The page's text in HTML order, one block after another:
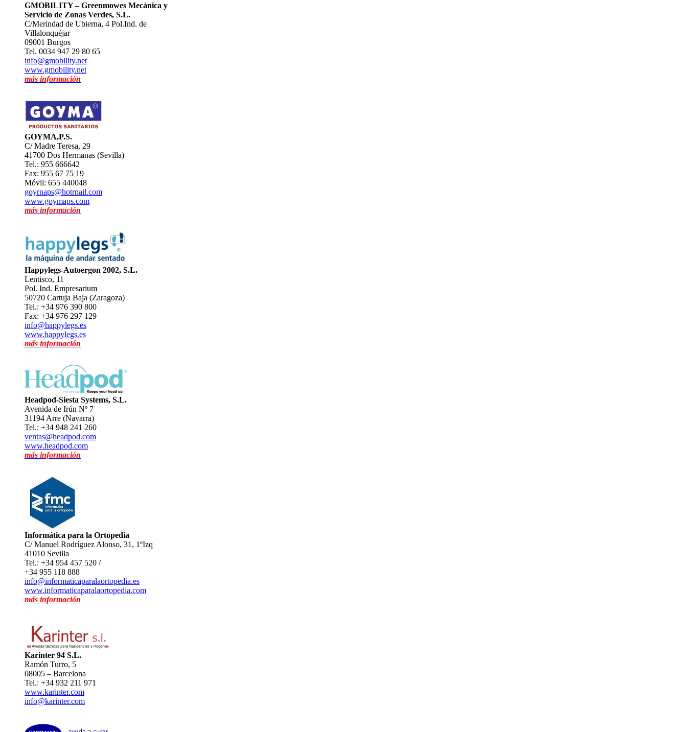
GMOBILITY – Greenmowes Mecánica y
Servicio de Zonas Verdes, S.L.
C/Merindad de Ubierna, 4 Pol.Ind. de
Villalonquéjar
09001 Burgos
Tel. 0034 947 29 80 65
info@gmobility.net
www.gmobility.net
más información
GOYMA,P.S.
C/ Madre Teresa, 29
41700 Dos Hermanas (Sevilla)
Tel.: 955 666642
Fax: 955 67 75 19
Móvil: 655 440048
goyrnaps@hotrnail.com
www.goymaps.com
más información
Happylegs-Autoergon 2002, S.L.
Lentisco, 11
Pol. Ind. Empresarium
50720 Cartuja Baja (Zaragoza)
Tel.: +34 976 390 800
Fax: +34 976 297 129
info@happylegs.es
www.happylegs.es
más información
Headpod-Siesta Systems, S.L.
Avenida de Irún Nº 7
31194 Arre (Navarra)
Tel.: +34 948 241 260
ventas@headpod.com
www.headpod.com
más información
Informática para la Ortopedia
C/ Manuel Rodríguez Alonso, 31, 1ºIzq
41010 Sevilla
Tel.: +34 954 457 520 /
+34 955 118 888
info@informaticaparalaortopedia.es
www.informaticaparalaortopedia.com
más información
Karinter 94 S.L.
Ramón Turro, 5
08005 – Barcelona
Tel.: +34 932 211 971
www.karinter.com
info@karinter.com